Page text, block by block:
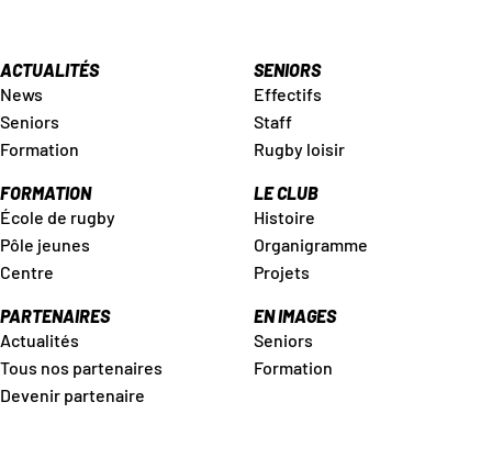
ACTUALITÉS
News
Seniors
Formation
SENIORS
Effectifs
Staff
Rugby loisir
FORMATION
École de rugby
Pôle jeunes
Centre
LE CLUB
Histoire
Organigramme
Projets
PARTENAIRES
Actualités
Tous nos partenaires
Devenir partenaire
EN IMAGES
Seniors
Formation